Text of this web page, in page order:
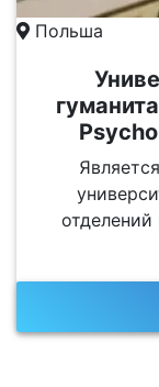
Польша